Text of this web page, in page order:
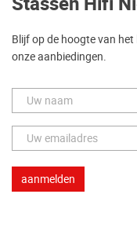
Blijf op de hoogte van
onze aanbiedingen.